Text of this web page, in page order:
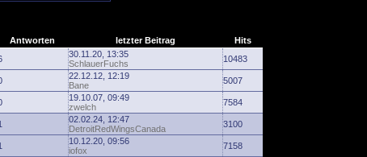
Antworten letzter Beitrag
Hits
30.11.20, 13:35
SchlauerFuchs
10483
22.12.12, 12:19
Bane
5007
19.10.07, 09:49
zwelch
7584
02.02.24, 12:47
DetroitRedWingsCanada
3100
10.12.20, 09:56
iofox
7158